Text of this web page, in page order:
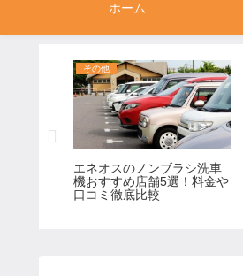
ホーム
その他
エネオスのノンブラシ洗車
機おすすめ店舗5選！料金や
口コミ徹底比較